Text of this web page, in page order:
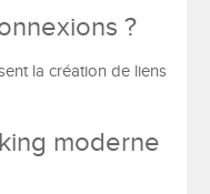
?
la création de liens
moderne